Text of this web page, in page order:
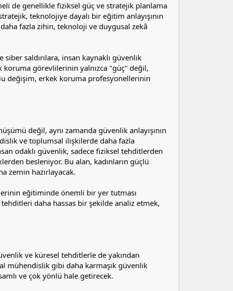
de genellikle fiziksel güç ve stratejik planlama
teknolojiye dayalı bir eğitim anlayışının
fazla zihin, teknoloji ve duygusal zekâ
saldırılara, insan kaynaklı güvenlik
koruma görevlilerinin yalnızca "güç" değil,
değişim, erkek koruma profesyonellerinin
değil, aynı zamanda güvenlik anlayışının
ve toplumsal ilişkilerde daha fazla
odaklı güvenlik, sadece fiziksel tehditlerden
besleniyor. Bu alan, kadınların güçlü
zemin hazırlayacak.
eğitiminde önemli bir yer tutması
daha hassas bir şekilde analiz etmek,
ve küresel tehditlerle de yakından
mühendislik gibi daha karmaşık güvenlik
ve çok yönlü hale getirecek.